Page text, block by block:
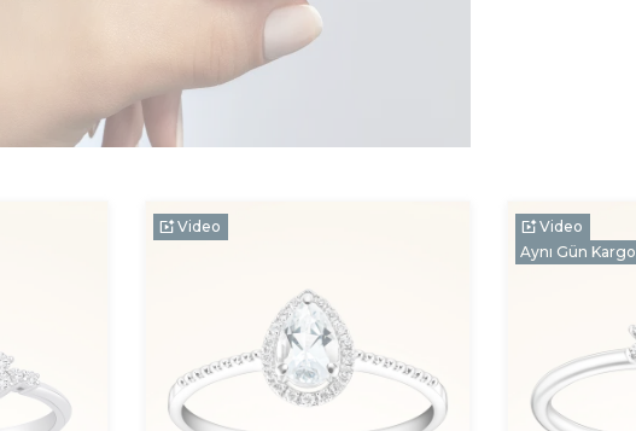
Video
Video
Aynı Gün Kargo